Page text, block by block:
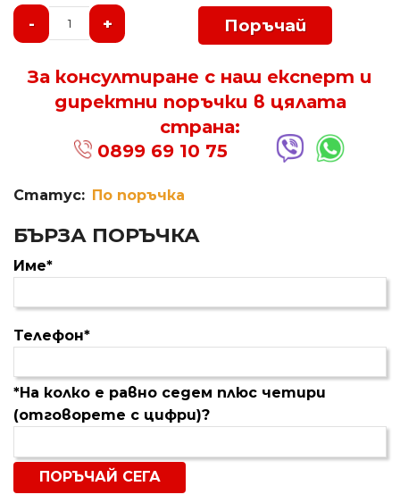
-
+ Поръчай
За консултиране с наш експерт и
директни поръчки в цялата
страна:
0899 69 10 75
Статус: По поръчка
БЪРЗА ПОРЪЧКА
Име*
Телефон*
*На колко е равно седем плюс четири
(отговорете с цифри)?